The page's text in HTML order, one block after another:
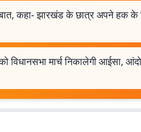
बात, कहा- झारखंड के छात्र अपने हक
विधानसभा मार्च निकालेगी आईसा,